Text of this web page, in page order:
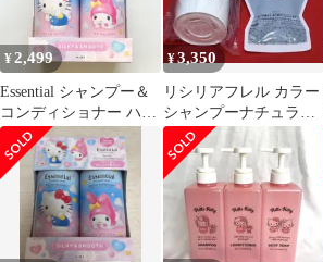
¥2,499
Essential シャンプー＆
コンディショナー ハロ
ーキティ マイメロディ
¥3,350
リシリアフレル カラー
シャンプーナチュラル
ブラック ボトル&詰め
替用パウチ